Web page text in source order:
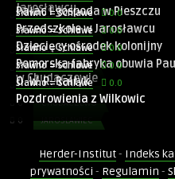
0 ZŁAKOWO
0 JAROSŁAWIEC
Jarosławcu
0 PIESZCZ
Pałac i gospoda w Pieszczu
0 JAROSŁAWIEC
Sławno = Schlawe 0.0
Przedszkole w Jarosławcu
0 JAROSŁAWIEC
Sławno = Schlawe 0.0
Dziecięcy ośrodek kolonijny
0 CHUDACZEWO
Sławno = Schlawe 0.0
Pomorska fabryka obuwia
w Chudaczewie
0 JAROSŁAWIEC
Sławno = Schlawe 0.0
O. W. R. Bałtyk
Sławno = Schlawe 0.0
Pozdrowienia z Wilkowic
JAROSŁAWIEC
Herder-Institut- Indeks
prywatności - Regulamin -